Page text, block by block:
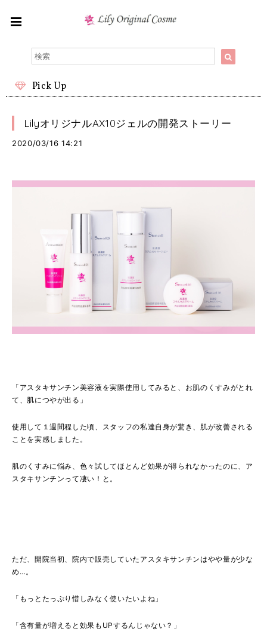
Pick Up
LilyオリジナルAX10ジェルの開発ストーリー
2020/03/16 14:21
「アスタキサンチン美容液を実際使用してみると、お肌のくすみがとれ
て、肌につやが出る」
使用して１週間程した頃、スタッフの私達自身が驚き、肌が改善される
ことを実感しました。
肌のくすみに悩み、色々試してほとんど効果が得られなかったのに、ア
スタキサンチンって凄い！と。
ただ、開院当初、院内で販売していたアスタキサンチンはやや量が少な
め…。
「もっとたっぷり惜しみなく使いたいよね」
「含有量が増えると効果も UPするんじゃない？」